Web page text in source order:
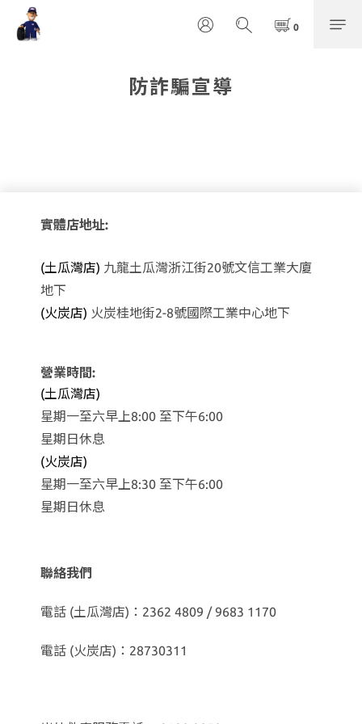
防詐騙宣導
實體店地址:
(土瓜灣店) 九龍土瓜灣浙江街20號文信工業大廈
地下
(火炭店) 火炭桂地街2-8號國際工業中心地下
營業時間:
(土瓜灣店)
星期一至六早上8:00 至下午6:00
星期日休息
(火炭店)
星期一至六早上8:30 至下午6:00
星期日休息
聯絡我們
電話 (土瓜灣店)：2362 4809 / 9683 1170
電話 (火炭店)：28730311